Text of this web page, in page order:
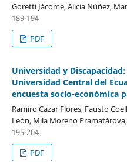
Goretti Jácome, Alicia Núñez,
189-194
PDF
Universidad y
Universidad Central del
encuesta socio-económica
Ramiro Cazar Flores, Fausto
León, Mila Moreno
195-204
PDF